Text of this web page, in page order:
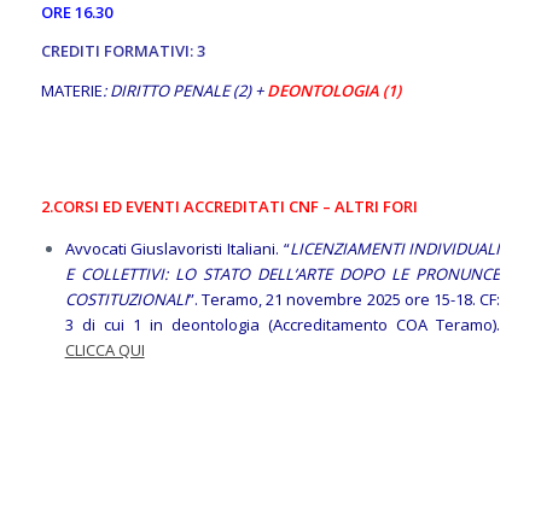
ORE 16.30
CREDITI FORMATIVI: 3
MATERIE: DIRITTO PENALE (2) +DEONTOLOGIA (1)
2.CORSI ED EVENTI ACCREDITATI CNF – ALTRI FORI
Avvocati Giuslavoristi Italiani. “LICENZIAMENTI INDIVIDUALI
E COLLETTIVI: LO STATO DELL’ARTE DOPO LE PRONUNCE
COSTITUZIONALI”. Teramo, 21 novembre 2025 ore 15-18. CF:
3 di cui 1 in deontologia (Accreditamento COA Teramo).
CLICCA QUI